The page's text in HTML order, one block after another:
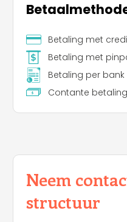
Betaling met
Betaling met
Betaling per bank
Contante betaling
Neem
structuur